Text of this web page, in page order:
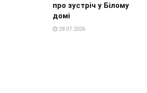
про зустріч у Білому
домі
28.07.2026